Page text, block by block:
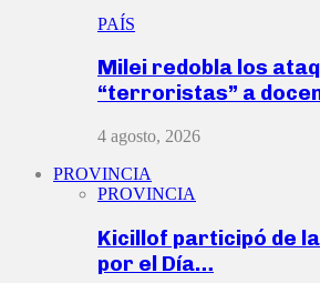
PAÍS
Milei redobla los
“terroristas” a
4 agosto, 2026
PROVINCIA
PROVINCIA
Kicillof participó de
por el Día…